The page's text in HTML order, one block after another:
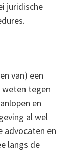
juridische
van) een
tegen
en
al wel
advocaten en
langs de